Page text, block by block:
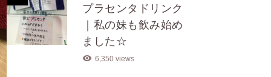
プラセンタドリンク
｜私の妹も飲み始め
ました☆
6,350 views